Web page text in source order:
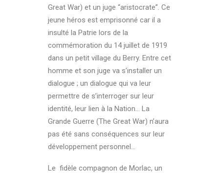
Great War) et un juge “aristocrate”. Ce
jeune héros est emprisonné car il a
insulté la Patrie lors de la
commémoration du 14 juillet de 1919
dans un petit village du Berry. Entre cet
homme et son juge va s’installer un
dialogue ; un dialogue qui va leur
permettre de s’interroger sur leur
identité, leur lien à la Nation… La
Grande Guerre (The Great War) n’aura
pas été sans conséquences sur leur
développement personnel…
Le fidèle compagnon de Morlac, un